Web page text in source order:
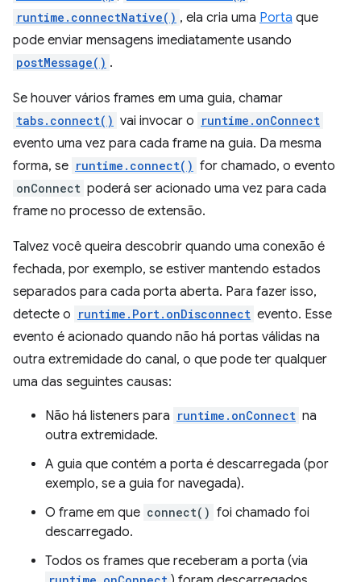
runtime.connectNative() , ela cria uma Porta que
pode enviar mensagens imediatamente usando
postMessage() .
Se houver vários frames em uma guia, chamar
tabs.connect() vai invocar o runtime.onConnect
evento uma vez para cada frame na guia. Da mesma
forma, se runtime.connect() for chamado, o evento
onConnect poderá ser acionado uma vez para cada
frame no processo de extensão.
Talvez você queira descobrir quando uma conexão é
fechada, por exemplo, se estiver mantendo estados
separados para cada porta aberta. Para fazer isso,
detecte o runtime.Port.onDisconnect evento. Esse
evento é acionado quando não há portas válidas na
outra extremidade do canal, o que pode ter qualquer
uma das seguintes causas:
Não há listeners para runtime.onConnect na
outra extremidade.
A guia que contém a porta é descarregada (por
exemplo, se a guia for navegada).
O frame em que connect() foi chamado foi
descarregado.
Todos os frames que receberam a porta (via